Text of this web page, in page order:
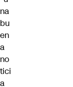
na
bu
en
a
no
tici
a